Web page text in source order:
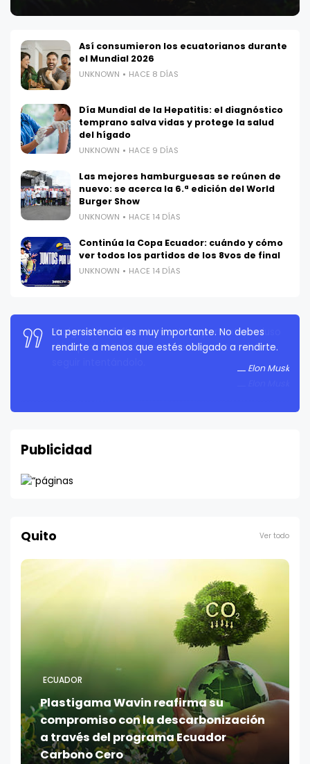
Así consumieron los ecuatorianos durante
el Mundial 2026
UNKNOWN HACE 8 DÍAS
Día Mundial de la Hepatitis: el diagnóstico
temprano salva vidas y protege la salud
del hígado
UNKNOWN HACE 9 DÍAS
Las mejores hamburguesas se reúnen de
nuevo: se acerca la 6.ª edición del World
Burger Show
UNKNOWN HACE 14 DÍAS
Continúa la Copa Ecuador: cuándo y cómo
ver todos los partidos de los 8vos de final
UNKNOWN HACE 14 DÍAS
La persistencia es muy importante. No debes
rendirte a menos que estés obligado a rendirte.
Elon Musk
Publicidad
Quito Ver todo
ECUADOR
Plastigama Wavin reafirma su
compromiso con la descarbonización
a través del programa Ecuador
Carbono Cero